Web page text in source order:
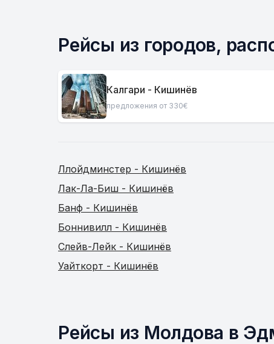
Рейсы из городов,
Калгари - Кишинёв
предложения от 330€
Ллойдминстер - Кишинёв
Лак-Ла-Биш - Кишинёв
Банф - Кишинёв
Боннивилл - Кишинёв
Слейв-Лейк - Кишинёв
Уайткорт - Кишинёв
Рейсы из Молдова в